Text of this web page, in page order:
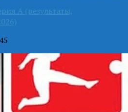
А (результаты,